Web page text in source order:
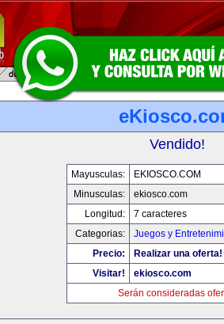
Vendido!
Mayusculas:
EKIOSCO.COM
Minusculas:
ekiosco.com
Longitud:
7 caracteres
Categorias:
Juegos y
Precio:
Realizar una oferta!
Visitar!
ekiosco.com
Serán consideradas